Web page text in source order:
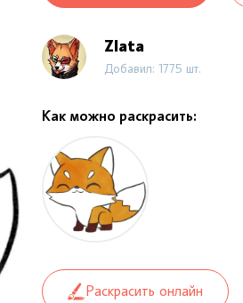
Zlata
Добавил: 1775 шт.
Как можно раскрасить:
Раскрасить онлайн